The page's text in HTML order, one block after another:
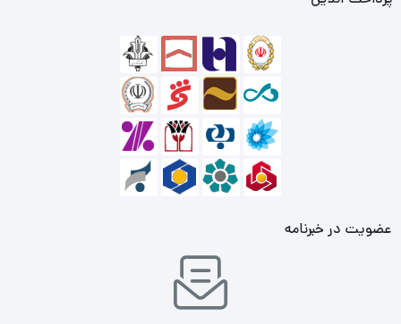
2 آمپر است؛ همچنین شدت‌جریان خروجی آن در صورت اتصال
عضویت در خبرنامه